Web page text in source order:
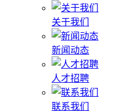
关于我们
新闻动态
人才招聘
联系我们